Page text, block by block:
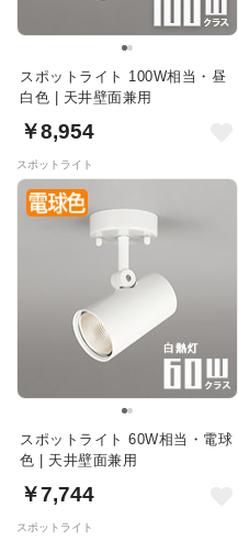
スポットライト 100W相当・昼
白色 | 天井壁面兼用
￥8,954
スポットライト
スポットライト 60W相当・電球
色 | 天井壁面兼用
￥7,744
スポットライト